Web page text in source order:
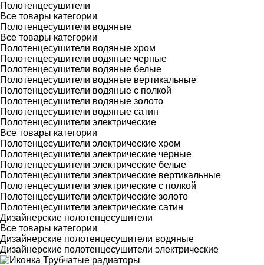
Полотенцесушители
Все товары категории
Полотенцесушители водяные
Все товары категории
Полотенцесушители водяные хром
Полотенцесушители водяные черные
Полотенцесушители водяные белые
Полотенцесушители водяные вертикальные
Полотенцесушители водяные с полкой
Полотенцесушители водяные золото
Полотенцесушители водяные сатин
Полотенцесушители электрические
Все товары категории
Полотенцесушители электрические хром
Полотенцесушители электрические черные
Полотенцесушители электрические белые
Полотенцесушители электрические вертикальные
Полотенцесушители электрические с полкой
Полотенцесушители электрические золото
Полотенцесушители электрические сатин
Дизайнерские полотенцесушители
Все товары категории
Дизайнерские полотенцесушители водяные
Дизайнерские полотенцесушители электрические